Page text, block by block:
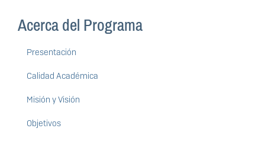
Acerca del Programa
Presentación
Calidad Académica
Misión y Visión
Objetivos